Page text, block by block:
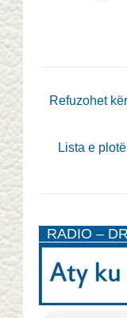
Refuzohet
Lista e
RADIO –